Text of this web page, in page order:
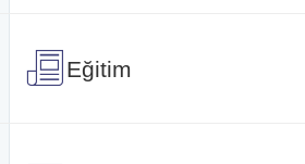
Eğitim